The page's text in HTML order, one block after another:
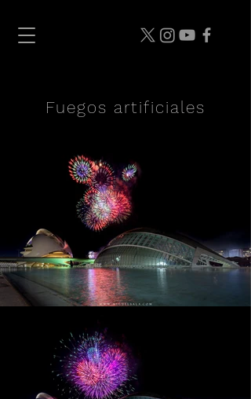
Fuegos artificiales